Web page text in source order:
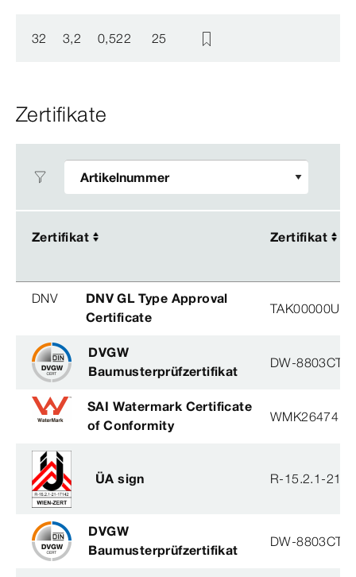
32 3,2 0,522 25
Zertifikate
Zertifikat Zertifikat
Zertifikat Zertifikat
DNV
DNV GL Type Approval
Certificate
TAK00000U2,
DVGW
Baumusterprüfzertifikat
DW-
SAI Watermark Certificate
of Conformity
WMK26474
ÜA sign R-15.2.1-21-
DVGW
Baumusterprüfzertifikat
DW-